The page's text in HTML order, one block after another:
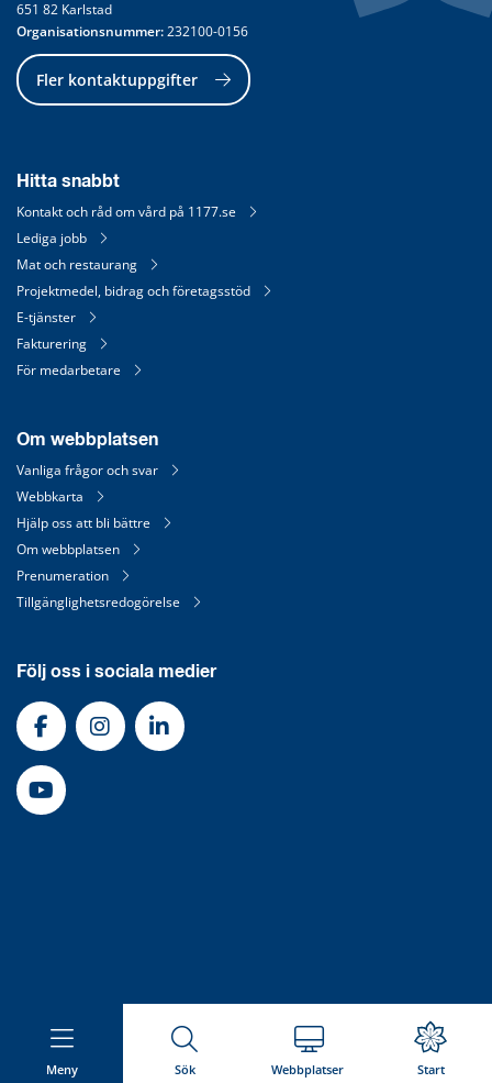
Meny Sök Webbplatser Start
651 82 Karlstad
Organisationsnummer: 232100-0156
Fler kontaktuppgifter
Hitta snabbt
Kontakt och råd om vård på 1177.se
Lediga jobb
Mat och restaurang
Projektmedel, bidrag och företagsstöd
E-tjänster
Fakturering
För medarbetare
Om webbplatsen
Vanliga frågor och svar
Webbkarta
Hjälp oss att bli bättre
Om webbplatsen
Prenumeration
Tillgänglighetsredogörelse
Följ oss i sociala medier